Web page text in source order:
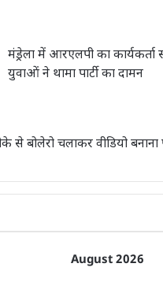
मंड्रेला में आरएलपी का
युवाओं ने थामा पार्टी का दामन
से बोलेरो चलाकर वीडियो
August 2026